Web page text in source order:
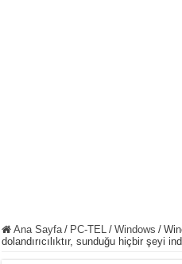
Ana Sayfa / PC-TEL / Windows /
dolandırıcılıktır, sunduğu hiçbir şeyi